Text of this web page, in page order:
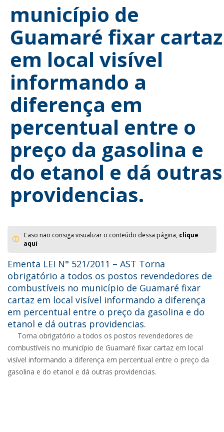
município de
Guamaré fixar cartaz
em local visível
informando a
diferença em
percentual entre o
preço da gasolina e
do etanol e dá outras
providencias.
Caso não consiga visualizar o conteúdo dessa página, clique
aqui
Ementa LEI N° 521/2011 – AST Torna
obrigatório a todos os postos revendedores de
combustíveis no município de Guamaré fixar
cartaz em local visível informando a diferença
em percentual entre o preço da gasolina e do
etanol e dá outras providencias.
Torna obrigatório a todos os postos revendedores de
combustíveis no município de Guamaré fixar cartaz em local
visível informando a diferença em percentual entre o preço da
gasolina e do etanol e dá outras providencias.